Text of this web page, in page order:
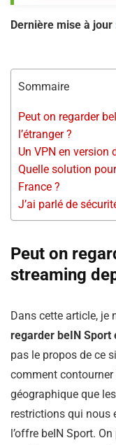
Dernière mise à jour
Sommaire
Peut on regarder
l’étranger ?
Un VPN en version
Quelle solution
France ?
J’ai parlé de
Peut on
streaming
Dans cette article, je
regarder beIN
pas le propos de ce
comment contourner
géographique que
restrictions qui nous
l’offre beIN Sport.